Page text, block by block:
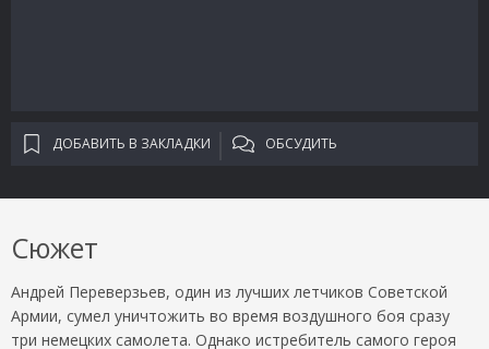
ДОБАВИТЬ В ЗАКЛАДКИ ОБСУДИТЬ
Сюжет
Андрей Переверзьев, один из лучших летчиков Советской
Армии, сумел уничтожить во время воздушного боя сразу
три немецких самолета. Однако истребитель самого героя